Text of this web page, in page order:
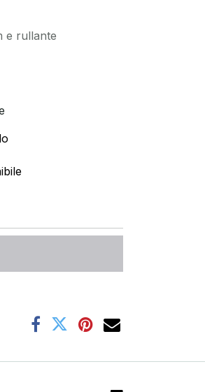
e rullante